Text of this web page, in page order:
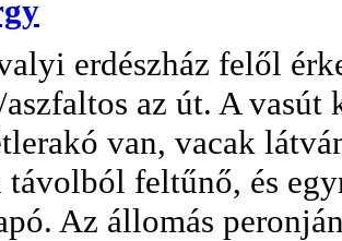
erdészház felől
az út. A
van, vacak
távolból feltűnő, és
Az állomás